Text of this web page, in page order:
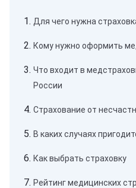
Для чего нужна
Кому нужно оформить
Что входит в
России
Страхование от
В каких случаях
Как выбрать страховку
Рейтинг медицинских